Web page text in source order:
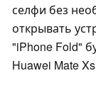
селфи без
открывать
"iPhone Fold"
Huawei Mate